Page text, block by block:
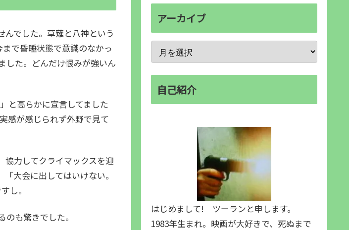
でした。草薙と八神という
で昏睡状態で意識のなかっ
した。どんだけ恨みが強いん
と高らかに宣言してました
感が感じられず外野で見て
力してクライマックスを迎
大会に出してはいけない。
し。
も驚きでした。
アーカイブ
自己紹介
はじめまして! ツーランと申します。
1983年生まれ。映画が大好きで、死ぬまで